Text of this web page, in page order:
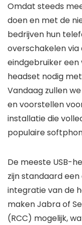
Omdat steeds
doen en met de
bedrijven hun
overschakelen
eindgebruiker
headset nodig
Vandaag zullen
en voorstellen
installatie die
populaire
De meeste USB-
zijn standaard
integratie van de
maken Jabra of
(RCC) mogelijk,